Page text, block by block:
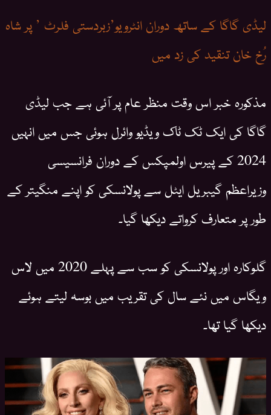
لیڈی گاگا کے ساتھ دوران انٹرویو’زبردستی فلرٹ ’ پر شاہ
رُخ خان تنقید کی زد میں
مذکورہ خبر اس وقت منظر عام پر آئی ہے جب لیڈی
گاگا کی ایک ٹک ٹاک ویڈیو وائرل ہوئی جس میں انہیں
2024 کے پیرس اولمپکس کے دوران فرانسیسی
وزیراعظم گیبریل ایٹل سے پولانسکی کو اپنے منگیتر کے
طور پر متعارف کرواتے دیکھا گیا۔
گلوکارہ اور پولانسکی کو سب سے پہلے 2020 میں لاس
ویگاس میں نئے سال کی تقریب میں بوسہ لیتے ہوئے
دیکھا گیا تھا۔